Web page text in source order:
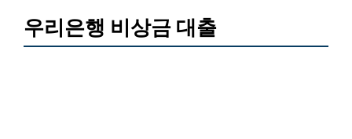
우리은행 비상금 대출